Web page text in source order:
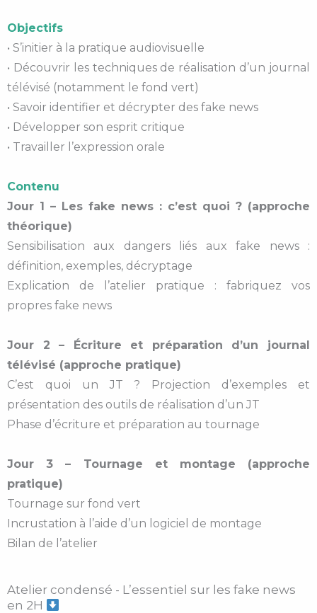
Objectifs
• S’initier à la pratique audiovisuelle
• Découvrir les techniques de réalisation d’un journal
télévisé (notamment le fond vert)
• Savoir identifier et décrypter des fake news
• Développer son esprit critique
• Travailler l’expression orale
Contenu
Jour 1 – Les fake news : c’est quoi ? (approche
théorique)
Sensibilisation aux dangers liés aux fake news :
définition, exemples, décryptage
Explication de l’atelier pratique : fabriquez vos
propres fake news
Jour 2 – Écriture et préparation d’un journal
télévisé (approche pratique)
C’est quoi un JT ? Projection d’exemples et
présentation des outils de réalisation d’un JT
Phase d’écriture et préparation au tournage
Jour 3 – Tournage et montage (approche
pratique)
Tournage sur fond vert
Incrustation à l’aide d’un logiciel de montage
Bilan de l’atelier
Atelier condensé - L’essentiel sur les fake news
en 2H